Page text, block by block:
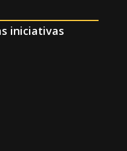
iniciativas